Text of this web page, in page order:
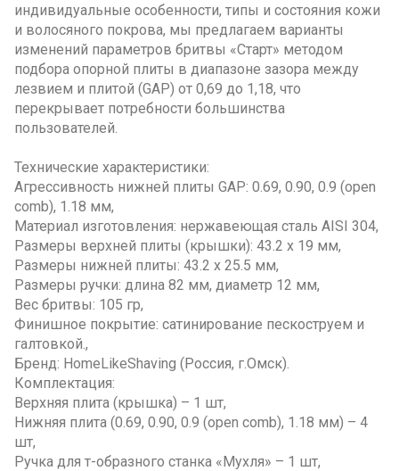
индивидуальные особенности, типы и состояния кожи
и волосяного покрова, мы предлагаем варианты
изменений параметров бритвы «Старт» методом
подбора опорной плиты в диапазоне зазора между
лезвием и плитой (GAP) от 0,69 до 1,18, что
перекрывает потребности большинства
пользователей.
Технические характеристики:
Агрессивность нижней плиты GAP: 0.69, 0.90, 0.9 (open
comb), 1.18 мм,
Материал изготовления: нержавеющая сталь AISI 304,
Размеры верхней плиты (крышки): 43.2 х 19 мм,
Размеры нижней плиты: 43.2 х 25.5 мм,
Размеры ручки: длина 82 мм, диаметр 12 мм,
Вес бритвы: 105 гр,
Финишное покрытие: сатинирование пескоструем и
галтовкой.,
Бренд: HomeLikeShaving (Россия, г.Омск).
Комплектация:
Верхняя плита (крышка) – 1 шт,
Нижняя плита (0.69, 0.90, 0.9 (open comb), 1.18 мм) – 4
шт,
Ручка для т-образного станка «Мухля» – 1 шт,